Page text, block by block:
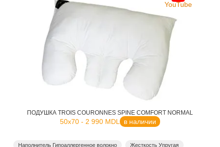
YouTube
ПОДУШКА TROIS COURONNES SPINE COMFORT NORMAL
50x70 - 2 990 MDL в наличии
Наполнитель Гипоаллергенное волокно
Жесткость Упругая